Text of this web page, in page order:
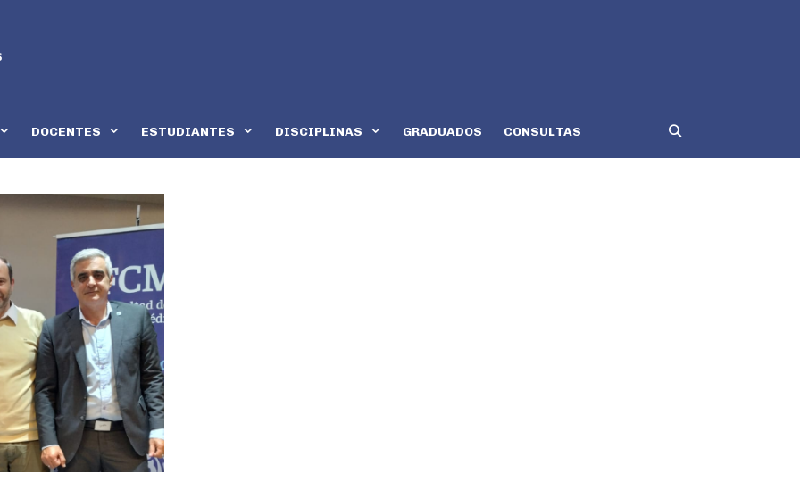
DOCENTES ESTUDIANTES DISCIPLINAS GRADUADOS CONSULTAS